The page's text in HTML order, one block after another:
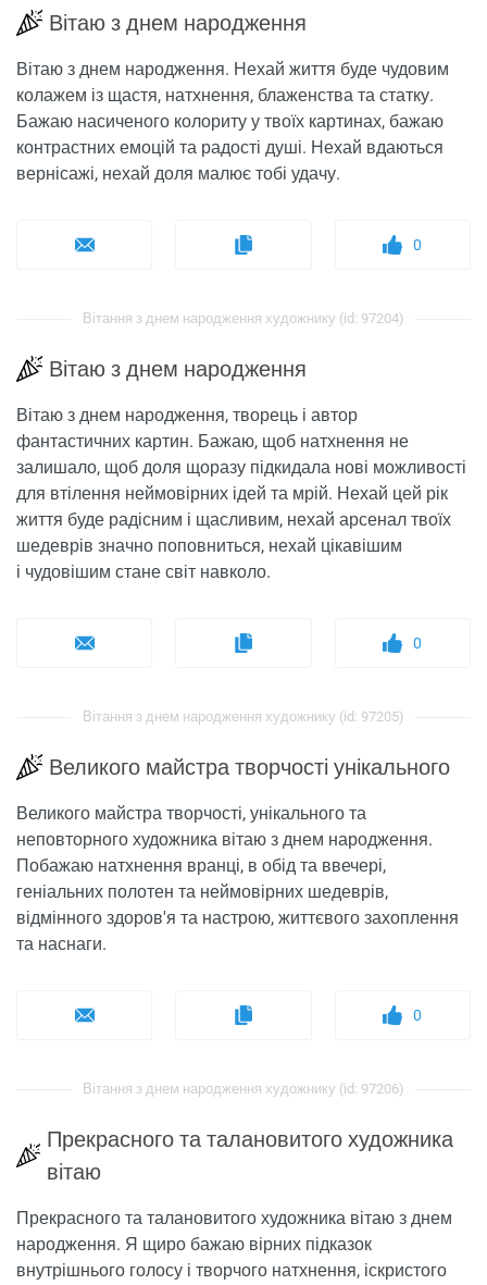
Вітаю з днем ​​народження
Вітаю з днем ​​народження. Нехай життя буде чудовим
колажем із щастя, натхнення, блаженства та статку.
Бажаю насиченого колориту у твоїх картинах, бажаю
контрастних емоцій та радості душі. Нехай вдаються
вернісажі, нехай доля малює тобі удачу.
0
Вітання з днем ​​народження художнику (id: 97204)
Вітаю з днем ​​народження
Вітаю з днем ​​народження, творець і автор
фантастичних картин. Бажаю, щоб натхнення не
залишало, щоб доля щоразу підкидала нові можливості
для втілення неймовірних ідей та мрій. Нехай цей рік
життя буде радісним і щасливим, нехай арсенал твоїх
шедеврів значно поповниться, нехай цікавішим
і чудовішим стане світ навколо.
0
Вітання з днем ​​народження художнику (id: 97205)
Великого майстра творчості унікального
Великого майстра творчості, унікального та
неповторного художника вітаю з днем ​​народження.
Побажаю натхнення вранці, в обід та ввечері,
геніальних полотен та неймовірних шедеврів,
відмінного здоров'я та настрою, життєвого захоплення
та наснаги.
0
Вітання з днем ​​народження художнику (id: 97206)
Прекрасного та талановитого художника
вітаю
Прекрасного та талановитого художника вітаю з днем
народження. Я щиро бажаю вірних підказок
внутрішнього голосу і творчого натхнення, іскристого